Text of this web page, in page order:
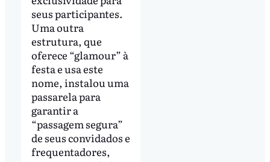
seus participantes.
Uma outra
estrutura, que
oferece “glamour” à
festa e usa este
nome, instalou uma
passarela para
garantir a
“passagem segura”
de seus convidados e
frequentadores,